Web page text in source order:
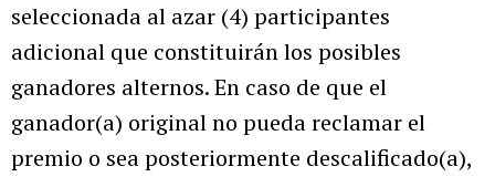
seleccionada al azar (4) participantes
adicional que constituirán los posibles
ganadores alternos. En caso de que el
ganador(a) original no pueda reclamar el
premio o sea posteriormente descalificado(a),